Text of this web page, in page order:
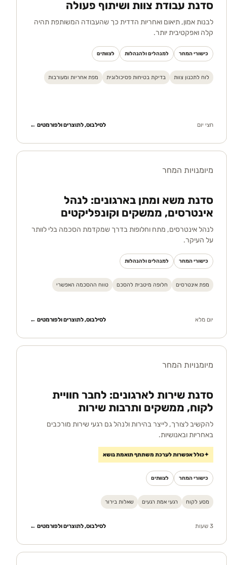
סדנת עבודת צוות ושיתוף פעולה
לבנות אמון, תיאום ואחריות הדדית כך שהעבודה המשותפת תהיה
קלה ואפקטיבית יותר.
כישורי המחר למנהלים ולהנהלות לצוותים
לוח לתכנון צוות בדיקת בטיחות פסיכולוגית מפת אחריות ומעורבות
חצי יום לסילבוס, לתוצרים ולפורמטים ←
מיומנויות המחר
סדנת משא ומתן בארגונים: לנהל
אינטרסים, ממשקים וקונפליקטים
לנהל אינטרסים, מתח וחלופות בדרך שמקדמת הסכמה בלי לוותר
על העיקר.
כישורי המחר למנהלים ולהנהלות
מפת אינטרסים חלופה מיטבית להסכם טווח ההסכמה האפשרי
יום מלא לסילבוס, לתוצרים ולפורמטים ←
מיומנויות המחר
סדנת שירות לארגונים: לחבר חוויית
לקוח, ממשקים ותרבות שירות
להקשיב לצורך, לייצר בהירות ולנהל גם רגעי שירות מורכבים
באחריות ובאנושיות.
✦כולל אפשרות לערכת משתתף תואמת נושא
כישורי המחר לצוותים
מסע לקוח רגעי אמת רגעים שאלות בירור
3 שעות לסילבוס, לתוצרים ולפורמטים ←